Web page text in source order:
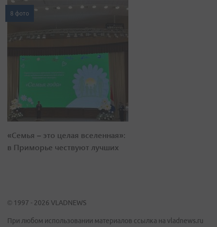
8 фото
«Семья – это целая вселенная»:
в Приморье чествуют лучших
© 1997 - 2026 VLADNEWS
При любом использовании материалов ссылка на vladnews.ru